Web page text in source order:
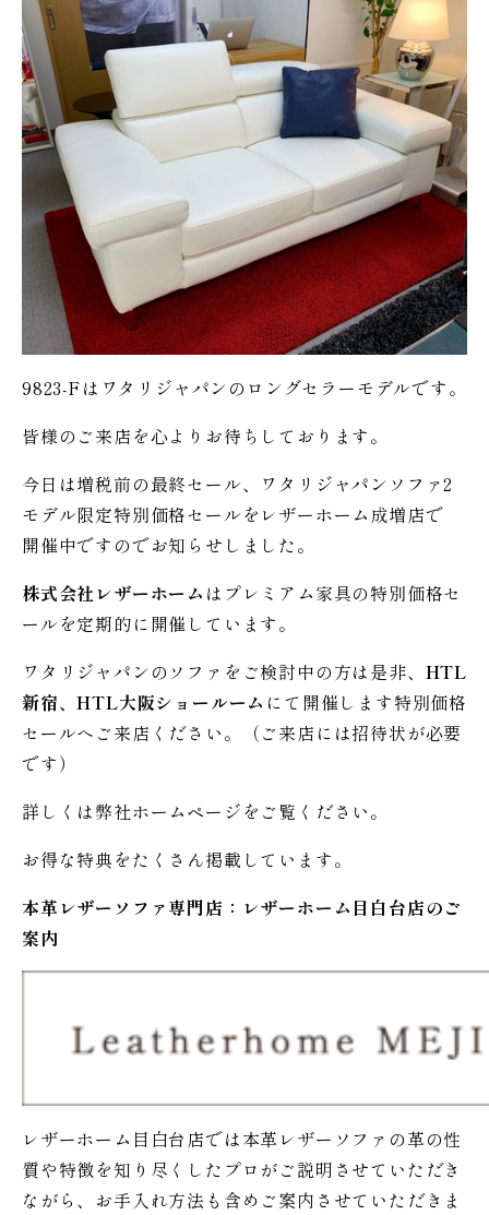
9823-Fはワタリジャパンのロングセラーモデルです。
皆様のご来店を心よりお待ちしております。
今日は増税前の最終セール、ワタリジャパンソファ2
モデル限定特別価格セールをレザーホーム成増店で
開催中ですのでお知らせしました。
株式会社レザーホーム はプレミアム家具の特別価格セ
ールを定期的に開催しています。
ワタリジャパンのソファをご検討中の方は是非、 HTL
新宿、HTL大阪ショールーム にて開催します特別価格
セールへご来店ください。（ご来店には招待状が必要
です）
詳しくは弊社ホームページをご覧ください。
お得な特典をたくさん掲載しています。
本革レザーソファ専門店：レザーホーム 目白台店のご
案内
レザーホーム目白台店では本革レザーソファの革の性
質や特徴を知り尽くしたプロがご説明させていただき
ながら、お手入れ方法も含めご案内させていただきま